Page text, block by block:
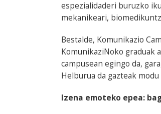
espezialidaderi buruzko
mekanikeari,
Bestalde, Komunikazio
KomunikaziNoko graduak
campusean egingo da,
Helburua da gazteak
Izena emoteko epea: